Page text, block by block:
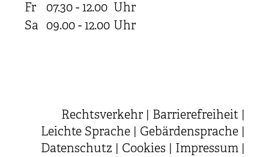
Fr
07.30 - 12.00 Uhr
Sa 09.00 - 12.00 Uhr
Rechtsverkehr Barrierefreiheit
Leichte Sprache
Gebärdensprache
Datenschutz
Cookies Impressum